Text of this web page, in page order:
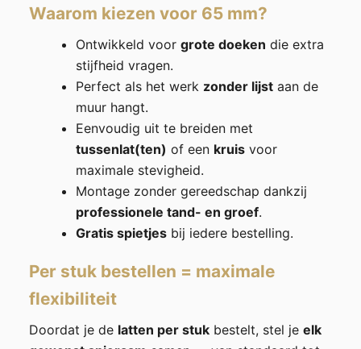
Waarom kiezen voor 65 mm?
Ontwikkeld voor grote doeken die extra
stijfheid vragen.
Perfect als het werk zonder lijst aan de
muur hangt.
Eenvoudig uit te breiden met
tussenlat(ten) of een kruis voor
maximale stevigheid.
Montage zonder gereedschap dankzij
professionele tand- en groef.
Gratis spietjes bij iedere bestelling.
Per stuk bestellen = maximale
flexibiliteit
Doordat je de latten per stuk bestelt, stel je elk